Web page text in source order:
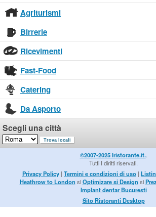
Agriturismi
Birrerie
Ricevimenti
Fast-Food
Catering
Da Asporto
Scegli una città
©2007-2025 Iristorante.it..
Tutti I diritti riservati.
Privacy Policy | Termini e condizioni di uso |
Heathrow to London siOptimizare si Design si
Implant dentar Bucuresti
Sito Ristoranti Desktop